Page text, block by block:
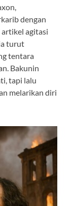
dengan
agitasi
turut
tentara
Bakunin
tapi lalu
melarikan diri